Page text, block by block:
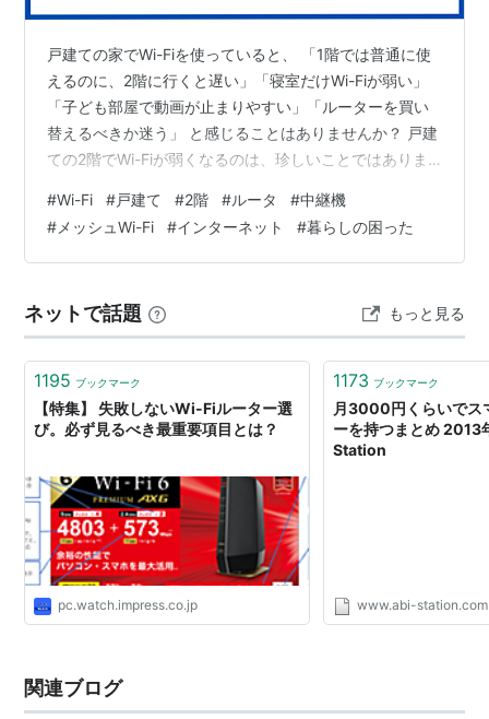
戸建ての家でWi-Fiを使っていると、 「1階では普通に使
えるのに、2階に行くと遅い」「寝室だけWi-Fiが弱い」
「子ども部屋で動画が止まりやすい」「ルーターを買い
替えるべきか迷う」 と感じることはありませんか？ 戸建
ての2階でWi-Fiが弱くなるのは、珍しいことではありま
電、ルーターの置き場所などが関係して、2階まで電波が
届きにくくなることがあります。 ただし、2階でWi-Fiが
弱いからといって、すぐに回線やルーターを変える必要
ルーターの近くではどうなのか、2階のどの部屋で弱いの
かを確認する…
#Wi-Fi #戸建て #2階 #ルータ #中継機
# メッシュWi-Fi #インターネット #暮らしの困った
ネットで話題 もっと見る
1195 ブックマーク
【特集】 失敗しないWi-Fiルーター選
び。必ず見るべき最重要項目とは？
pc.watch.impress.co.jp
1173 ブックマーク
月3000円くらいでス
ーを持つまとめ 2013
Station
www.abi-station.com
関連ブログ